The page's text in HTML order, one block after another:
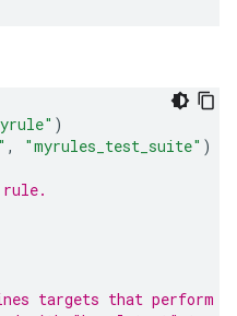
)
, "myrules_test_suite" )
rule.
targets that perform